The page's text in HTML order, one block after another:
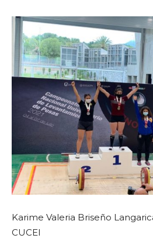
Karime Valeria Briseño
CUCEI